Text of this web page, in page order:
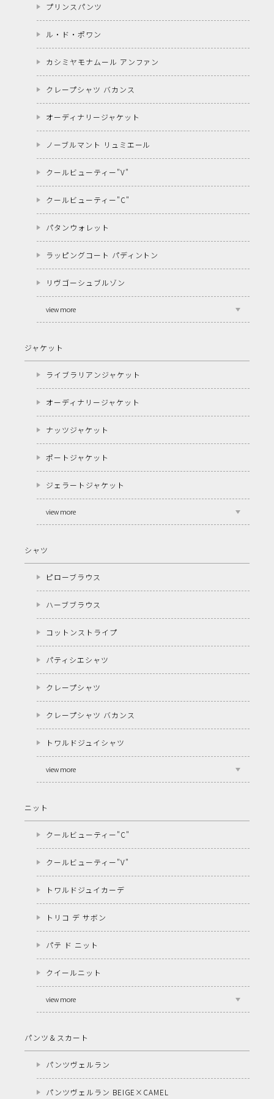
プリンスパンツ
ル・ド・ポワン
カシミヤモナムール アンファン
クレープシャツ バカンス
オーディナリージャケット
ノーブルマント リュミエール
クールビューティー"V"
クールビューティー"C"
パタンウォレット
ラッピングコート パディントン
リヴゴーシュブルゾン
view more
ジャケット
ライブラリアンジャケット
オーディナリージャケット
ナッツジャケット
ポートジャケット
ジェラートジャケット
view more
シャツ
ピローブラウス
ハーブブラウス
コットンストライプ
パティシエシャツ
クレープシャツ
クレープシャツ バカンス
トワルドジュイシャツ
view more
ニット
クールビューティー"C"
クールビューティー"V"
トワルドジュイカーデ
トリコ デ サボン
パテ ド ニット
クイールニット
view more
パンツ＆スカート
パンツヴェルラン
パンツヴェルラン BEIGE×CAMEL